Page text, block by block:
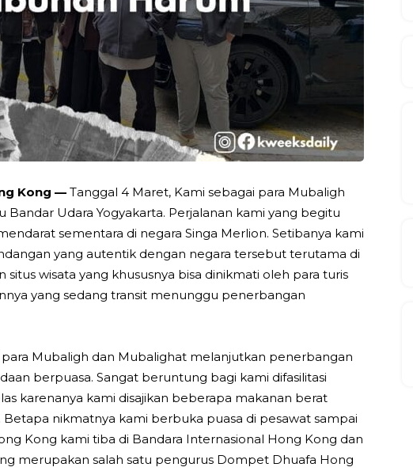
Kong — Tanggal 4 Maret, Kami sebagai para Mubaligh
Udara Yogyakarta. Perjalanan kami yang begitu
sementara di negara Singa Merlion. Setibanya kami
yang autentik dengan negara tersebut terutama di
situs wisata yang khususnya bisa dinikmati oleh para turis
yang sedang transit menunggu penerbangan
Mubaligh dan Mubalighat melanjutkan penerbangan
berpuasa. Sangat beruntung bagi kami difasilitasi
karenanya kami disajikan beberapa makanan berat
Betapa nikmatnya kami berbuka puasa di pesawat sampai
Kong kami tiba di Bandara Internasional Hong Kong dan
merupakan salah satu pengurus Dompet Dhuafa Hong